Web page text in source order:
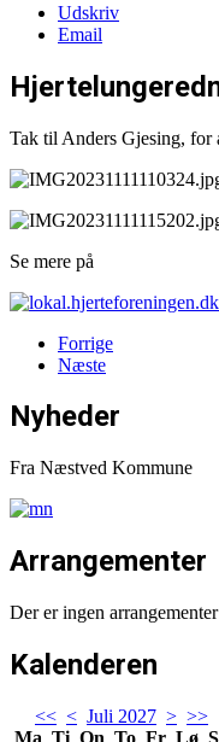
Udskriv
Email
Tak til Anders Gjesing, for
Se mere på
Forrige
Næste
Nyheder
Fra Næstved Kommune
Arrangementer
Der er ingen
Kalenderen
<< < Juli 2027 > >>
Ma Ti On To Fr Lø